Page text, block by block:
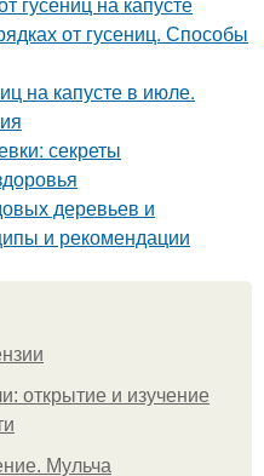
от гусениц. Способы
на капусте в июле.
секреты
деревьев и
и рекомендации
открытие и изучение
Мульча